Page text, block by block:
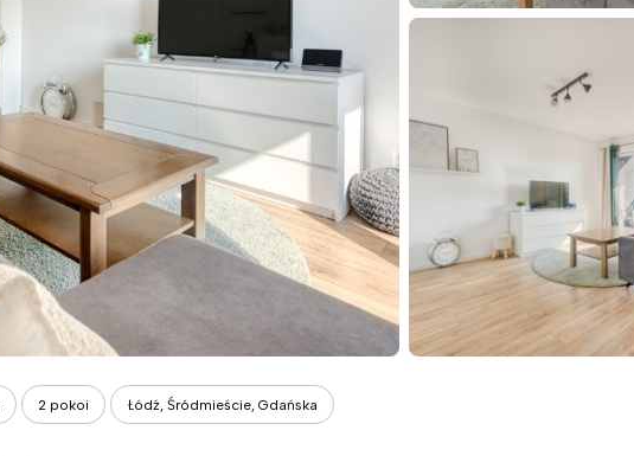
2 pokoi Łódź, Śródmieście, Gdańska